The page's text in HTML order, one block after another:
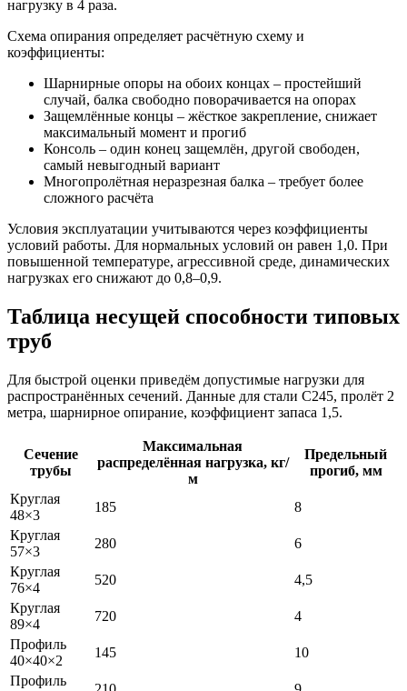
нагрузку в 4 раза.
Схема опирания определяет расчётную схему и
коэффициенты:
Шарнирные опоры на обоих концах – простейший
случай, балка свободно поворачивается на опорах
Защемлённые концы – жёсткое закрепление, снижает
максимальный момент и прогиб
Консоль – один конец защемлён, другой свободен,
самый невыгодный вариант
Многопролётная неразрезная балка – требует более
сложного расчёта
Условия эксплуатации учитываются через коэффициенты
условий работы. Для нормальных условий он равен 1,0. При
повышенной температуре, агрессивной среде, динамических
нагрузках его снижают до 0,8–0,9.
Таблица несущей способности типовых
труб
Для быстрой оценки приведём допустимые нагрузки для
распространённых сечений. Данные для стали С245, пролёт 2
метра, шарнирное опирание, коэффициент запаса 1,5.
Сечение
трубы
Максимальная
распределённая нагрузка, кг/
м
Предельный
прогиб, мм
Круглая
48×3
185
8
Круглая
57×3
280
6
Круглая
76×4
520
4,5
Круглая
89×4
720
4
Профиль
40×40×2
145
10
Профиль